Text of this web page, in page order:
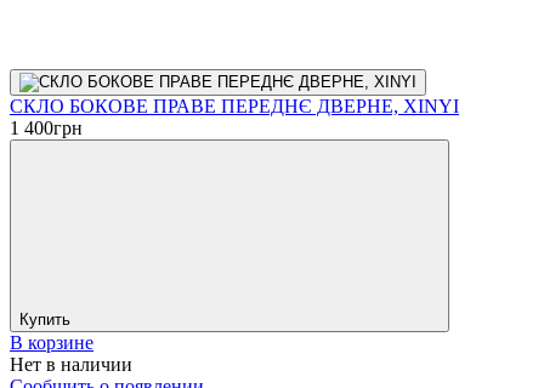
СКЛО БОКОВЕ ПРАВЕ ПЕРЕДНЄ ДВЕРНЕ, XINYI
1 400грн
Купить
В корзине
Нет в наличии